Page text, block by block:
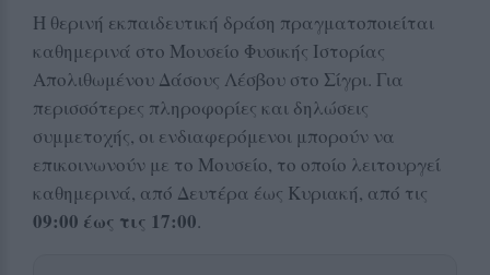
Η θερινή εκπαιδευτική δράση πραγματοποιείται
καθημερινά στο Μουσείο Φυσικής Ιστορίας
Απολιθωμένου Δάσους Λέσβου στο Σίγρι. Για
περισσότερες πληροφορίες και δηλώσεις
συμμετοχής, οι ενδιαφερόμενοι μπορούν να
επικοινωνούν με το Μουσείο, το οποίο λειτουργεί
καθημερινά, από Δευτέρα έως Κυριακή, από τις
09:00 έως τις 17:00.